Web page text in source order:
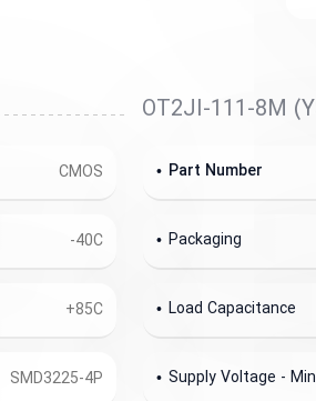
Part Number
CMOS
Packaging
-40C
Load Capacitance
+85C
Supply Voltage - Min
SMD3225-4P